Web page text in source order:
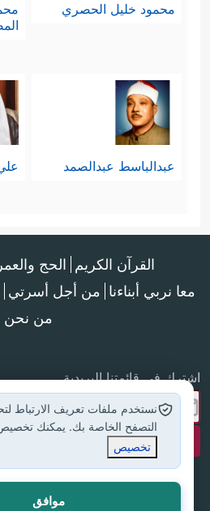
محمود خليل الحصري
عبدالباسط عبدالصمد
القرآن الكريم الحج
معا نربي أبناءنا من أجل أسرتي
من نحن
اشترك في قائمتنا البريدية
جميع الحقوق محفوظة لموقع إسلام
نستخدم ملفات تعريف الارتباط
التصفح الخاصة بك. يمكنك
تخصيص
موافق